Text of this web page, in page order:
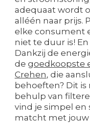
adequaat wordt
alléén naar prijs.
elke consument
niet te duur is!
Dankzij de
de goedkoopste
Crehen, die
behoeften? Dit
behulp van
vind je simpel
matcht met jouw